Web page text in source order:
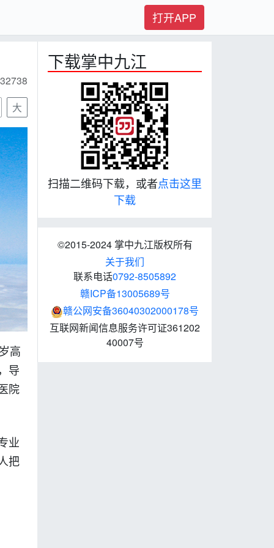
打开APP
大
高
导
院
业
把
下载掌中九江
扫描二维码下载，或者点击这里
下载
©2015-2024 掌中九江版权所有
关于我们
联系电话0792-8505892
赣ICP备13005689号
赣公网安备36040302000178号
互联网新闻信息服务许可证361202
40007号